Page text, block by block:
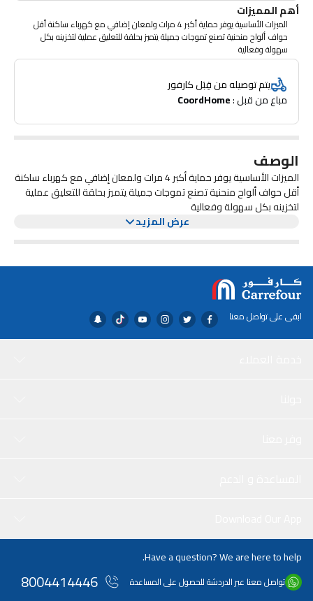
أهم المميزات
الميزات الأساسية يوفر حماية أكبر 4 مرات ولمعان إضافي مع كهرباء ساكنة أقل
حواف ألواح منحنية تصنع تموجات جميلة يتميز بحلقة للتعليق عملية لتخزينه بكل
سهولة وفعالية
يتم توصيله من قِبَل كارفور
مباع من قبل : CoordHome
الوصف
الميزات الأساسية يوفر حماية أكبر 4 مرات ولمعان إضافي مع كهرباء ساكنة
أقل حواف ألواح منحنية تصنع تموجات جميلة يتميز بحلقة للتعليق عملية
لتخزينه بكل سهولة وفعالية
عرض المزيد
ابقى على تواصل معنا
Have a question? We are here to help.
تواصل معنا عبر الدردشة للحصول على المساعدة 8004414446